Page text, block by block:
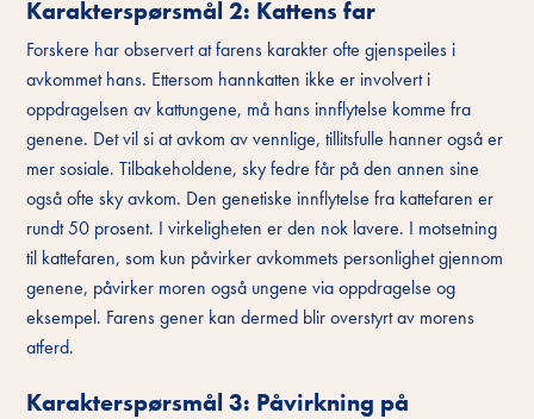
Karakterspørsmål 2: Kattens far
Forskere har observert at farens karakter ofte gjenspeiles i
avkommet hans. Ettersom hannkatten ikke er involvert i
oppdragelsen av kattungene, må hans innflytelse komme fra
genene. Det vil si at avkom av vennlige, tillitsfulle hanner også er
mer sosiale. Tilbakeholdene, sky fedre får på den annen sine
også ofte sky avkom. Den genetiske innflytelse fra kattefaren er
rundt 50 prosent. I virkeligheten er den nok lavere. I motsetning
til kattefaren, som kun påvirker avkommets personlighet gjennom
genene, påvirker moren også ungene via oppdragelse og
eksempel. Farens gener kan dermed blir overstyrt av morens
atferd.
Karakterspørsmål 3: Påvirkning på